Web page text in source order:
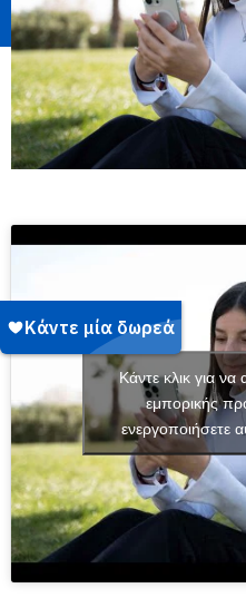
Κάντε κλικ για να
εμπορικής
ενεργοποιήσετε